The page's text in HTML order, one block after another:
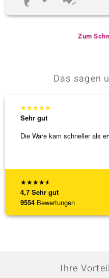
Zum
Das sagen
★★★★★
4,7 Sehr gut
9554 Bewertungen
★★★★★
Sehr gut
Die Ware kam schneller als
Ihre